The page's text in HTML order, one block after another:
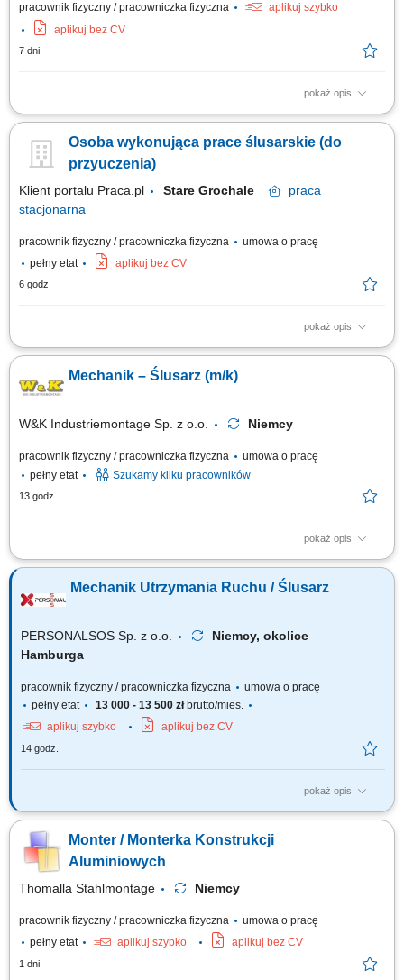
pracownik fizyczny / pracowniczka fizyczna
aplikuj szybko
aplikuj bez CV
7 dni
pokaż opis
Opis stanowiska: Bieżące składanie oraz dopasowywanie powtarzalnych
mostowe). Prowadzenie prac montażowych w warunkach halowych na
podstawie dostarczonej dokumentacji technicznej. Przygotowywanie
Osoba wykonująca prace ślusarskie (do
przyuczenia)
Klient portalu Praca.pl Stare Grochale
praca
stacjonarna
pracownik fizyczny / pracowniczka fizyczna
umowa o pracę
pełny etat
aplikuj bez CV
6 godz.
pokaż opis
Wykonywanie prac ślusarskich, takich jak: wiercenie, gwintowanie,
elementów wycinanych laserowo. Polerowanie i szlifowanie elementów
metalowych. Praca zgodnie z dokumentacją techniczną. Dbanie o jakość
Mechanik – Ślusarz (m/k)
W&K Industriemontage Sp. z o.o. Niemcy
pracownik fizyczny / pracowniczka fizyczna
umowa o pracę
pełny etat
Szukamy kilku pracowników
13 godz.
pokaż opis
Miejsce pracy: wszystkie kraje europejskie (system rotacyjny) Twoje
na podstawie rysunku technicznego, montaż budowanych konstrukcji
maszyn i urządzeń, serwis mechaniczny oraz testowanie maszyn i
Mechanik Utrzymania Ruchu / Ślusarz
PERSONALSOS Sp. z o.o.
Niemcy, okolice
Hamburga
pracownik fizyczny / pracowniczka fizyczna
umowa o pracę
pełny etat
13 000 - 13 500 złbrutto/mies.
aplikuj szybko
aplikuj bez CV
14 godz.
pokaż opis
Zakres obowiązków: montaż i demontaż rurociągów oraz instalacji
oraz naprawa maszyn i urządzeń; wykonywanie drobnych modyfikacji
instalacji; montaż armatury, zaworów i elementów instalacji; prace
ślusarskie i...
Monter / Monterka Konstrukcji
Aluminiowych
Thomalla Stahlmontage Niemcy
pracownik fizyczny / pracowniczka fizyczna
umowa o pracę
pełny etat
aplikuj szybko aplikuj bez CV
1 dni